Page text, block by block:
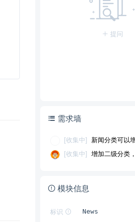
提问
需求墙
[收集中] 新闻分类可以
便用户进一步选择
[收集中] 增加二级分类
模块信息
标识 News